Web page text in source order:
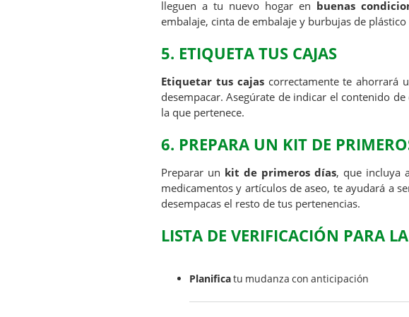
lleguen a tu nuevo hogar en buenas
embalaje, cinta de embalaje y burbujas de
5. ETIQUETA TUS CAJAS
Etiquetar tus cajascorrectamente te ahorrará
desempacar. Asegúrate de indicar el contenido
la que pertenece.
6. PREPARA UN KIT DE
Preparar un kit de primeros días, que incluya
medicamentos y artículos de aseo, te ayudará a
desempacas el resto de tus pertenencias.
LISTA DE VERIFICACIÓN PARA
Planificatu mudanza con anticipación